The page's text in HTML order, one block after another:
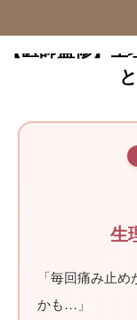
産婦人科SIO
【医師監修】
生
「毎回痛み止
かも…」
産婦人科SIO
 おしら
診療案
